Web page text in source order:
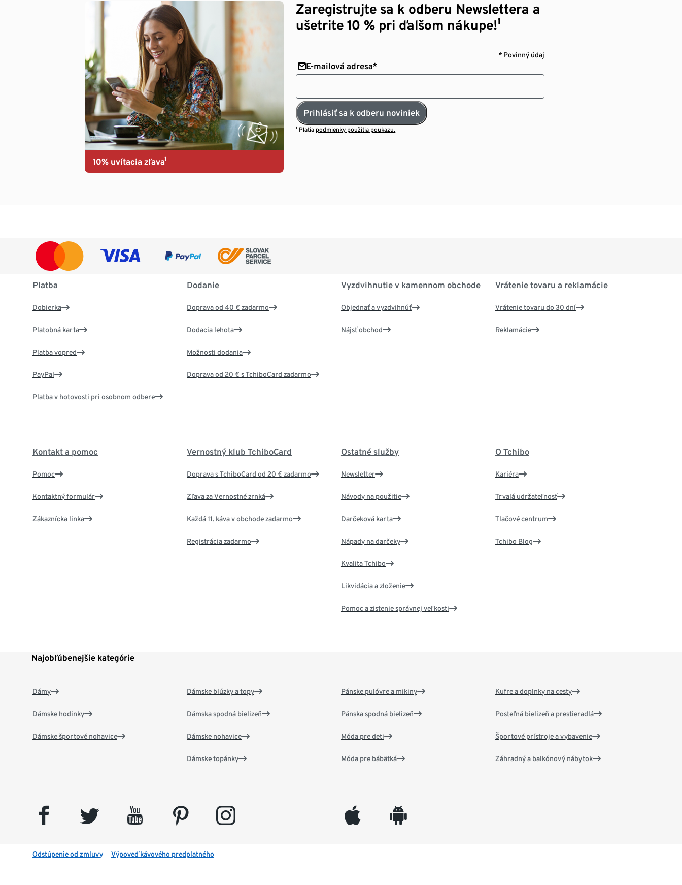
10% uvítacia zľava¹
Zaregistrujte sa k odberu Newslettera a
ušetrite 10 % pri ďalšom nákupe!¹
* Povinný údaj
E-mailová adresa*
Prihlásiť sa k odberu noviniek
¹ Platia podmienky použitia poukazu.
Platba
Dobierka
Platobná karta
Platba vopred
PayPal
Platba v hotovosti pri osobnom odbere
Dodanie
Doprava od 40 € zadarmo
Dodacia lehota
Možnosti dodania
Doprava od 20 € s TchiboCard zadarmo
Vyzdvihnutie v kamennom obchode
Objednať a vyzdvihnúť
Nájsť obchod
Vrátenie tovaru a reklamácie
Vrátenie tovaru do 30 dní
Reklamácie
Kontakt a pomoc
Pomoc
Kontaktný formulár
Zákaznícka linka
Vernostný klub TchiboCard
Doprava s TchiboCard od 20 € zadarmo
Zľava za Vernostné zrnká
Každá 11. káva v obchode zadarmo
Registrácia zadarmo
Ostatné služby
Newsletter
Návody na použitie
Darčeková karta
Nápady na darčeky
Kvalita Tchibo
Likvidácia a zloženie
Pomoc a zistenie správnej veľkosti
O Tchibo
Kariéra
Trvalá udržateľnosť
Tlačové centrum
Tchibo Blog
Najobľúbenejšie kategórie
Dámy
Dámske hodinky
Dámske športové nohavice
Dámske blúzky a topy
Dámska spodná bielizeň
Dámske nohavice
Dámske topánky
Pánske pulóvre a mikiny
Pánska spodná bielizeň
Móda pre deti
Móda pre bábätká
Kufre a doplnky na cesty
Posteľná bielizeň a prestieradlá
Športové prístroje a vybavenie
Záhradný a balkónový nábytok
facebook twitter youtube pinterest instagram appleinc android
Odstúpenie od zmluvy Výpoveď kávového predplatného